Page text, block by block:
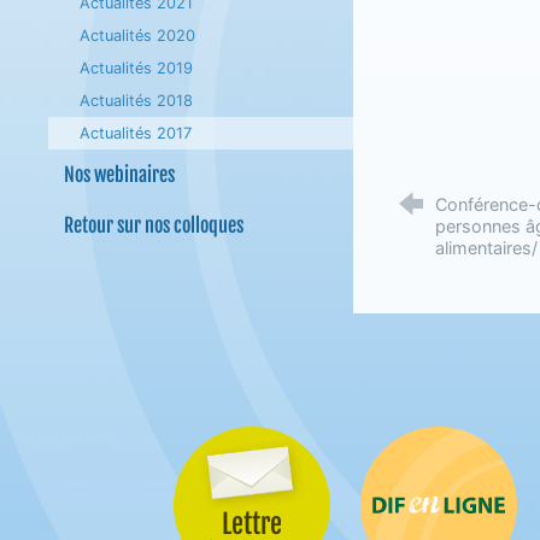
Actualités 2020
Actualités 2019
Actualités 2018
Actualités 2017
Nos webinaires
Retour sur nos colloques
personnes
Lettre Difenligne